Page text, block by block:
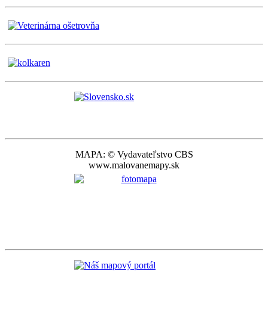
MAPA: © Vydavateľstvo CBS
www.malovanemapy.sk